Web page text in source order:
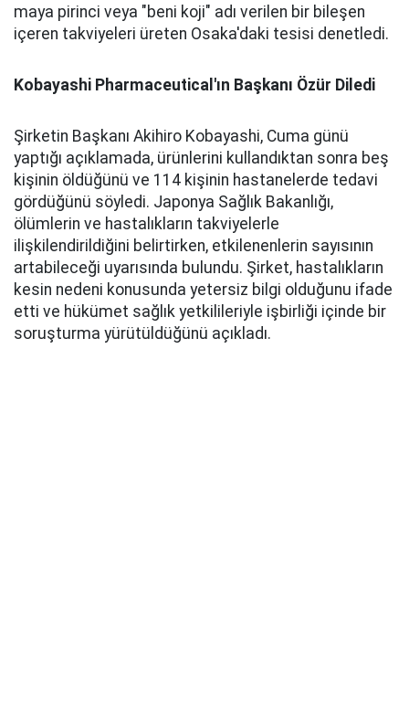
maya pirinci veya "beni koji" adı verilen bir bileşen
içeren takviyeleri üreten Osaka'daki tesisi denetledi.
Kobayashi Pharmaceutical'ın Başkanı Özür Diledi
Şirketin Başkanı Akihiro Kobayashi, Cuma günü
yaptığı açıklamada, ürünlerini kullandıktan sonra beş
kişinin öldüğünü ve 114 kişinin hastanelerde tedavi
gördüğünü söyledi. Japonya Sağlık Bakanlığı,
ölümlerin ve hastalıkların takviyelerle
ilişkilendirildiğini belirtirken, etkilenenlerin sayısının
artabileceği uyarısında bulundu. Şirket, hastalıkların
kesin nedeni konusunda yetersiz bilgi olduğunu ifade
etti ve hükümet sağlık yetkilileriyle işbirliği içinde bir
soruşturma yürütüldüğünü açıkladı.